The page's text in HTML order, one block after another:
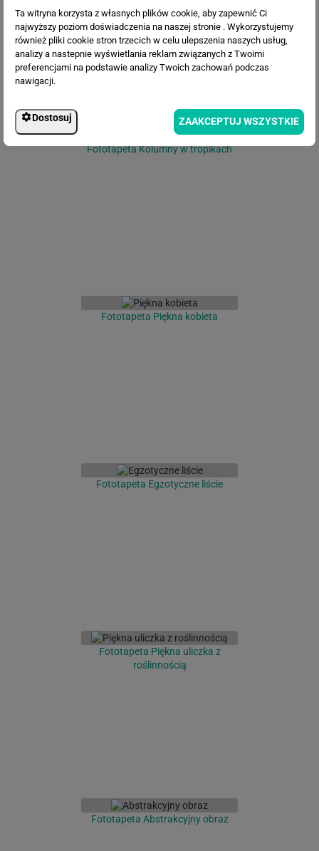
Fototapeta Kolumny w tropikach
Fototapeta Piękna kobieta
Fototapeta Egzotyczne liście
Fototapeta Piękna uliczka z
roślinnością
Fototapeta Abstrakcyjny obraz
Ta witryna korzysta z własnych plików cookie, aby zapewnić Ci
najwyższy poziom doświadczenia na naszej stronie . Wykorzystujemy
również pliki cookie stron trzecich w celu ulepszenia naszych usług,
analizy a nastepnie wyświetlania reklam związanych z Twoimi
preferencjami na podstawie analizy Twoich zachowań podczas
nawigacji.
Dostosuj ZAAKCEPTUJ WSZYSTKIE